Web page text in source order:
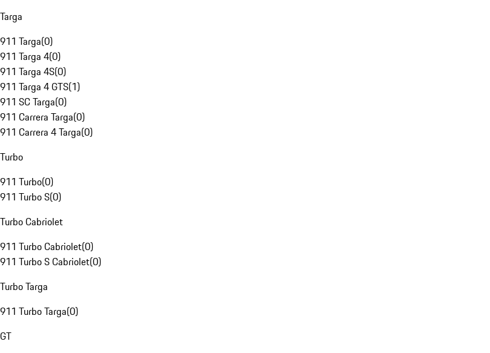
Targa
911 Targa(0)
911 Targa 4(0)
911 Targa 4S(0)
911 Targa 4 GTS(1)
911 SC Targa(0)
911 Carrera Targa(0)
911 Carrera 4 Targa(0)
Turbo
911 Turbo(0)
911 Turbo S(0)
Turbo Cabriolet
911 Turbo Cabriolet(0)
911 Turbo S Cabriolet(0)
Turbo Targa
911 Turbo Targa(0)
GT